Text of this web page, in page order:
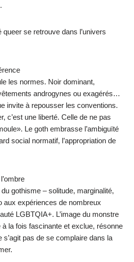
se retrouve dans l’univers
les normes. Noir dominant,
androgynes ou exagérés…
invite à repousser les conventions.
c’est une liberté. Celle de ne pas
Le goth embrasse l’ambiguïté
social normatif, l’appropriation de
gothisme – solitude, marginalité,
aux expériences de nombreux
LGBTQIA+. L’image du monstre
la fois fascinante et exclue, résonne
s’agit pas de se complaire dans la